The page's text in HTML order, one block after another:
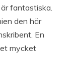
fantastiska.
den här
En
mycket